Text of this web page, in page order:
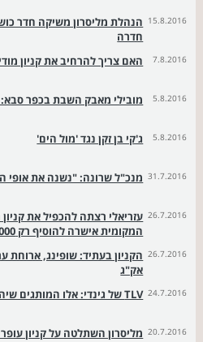
15.8.2016 הנהלת מליסרון משיקה חדר
חדרה
7.8.2016 האם צריך להרחיב את קניון
5.8.2016 מובילי מאבק השבת בכפר סבא:
5.8.2016 ג'קי בן זקן נגד 'מול הים'
31.7.2016 מנכ"ל שרונה: "נשנה את אופי
26.7.2016 עזריאלי רצתה להכפיל את
המקומית אישרה להוסיף רק 8,000 מ"ר
26.7.2016 הקניון בעתיד: שופינג, ארוחת
אק"ג
24.7.2016 TLV של גינדי: אלו המותגים שיהיו בקניון האופנה
20.7.2016 מליסרון השתלטה על קניון